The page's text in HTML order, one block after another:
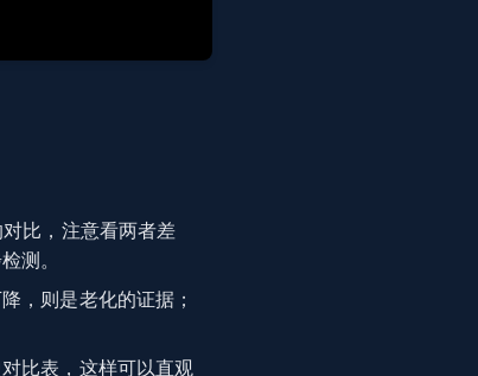
比，注意看两者差
测。
，则是老化的证据；
比表，这样可以直观